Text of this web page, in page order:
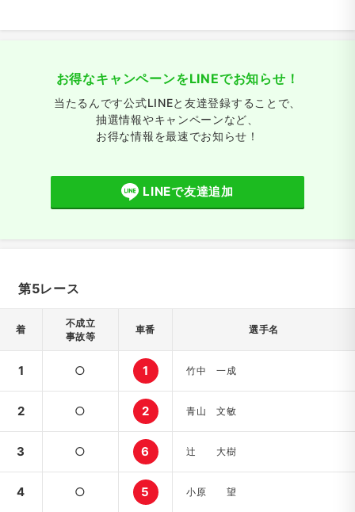
お得なキャンペーンをLINEでお知らせ！
当たるんです公式LINEと友達登録することで、
抽選情報やキャンペーンなど、
お得な情報を最速でお知らせ！
LINEで友達追加
第5レース
着
不成立
事故等
車番 選手名
1 ○ 1 竹中 一成
2 ○ 2 青山 文敏
3 ○ 6 辻 大樹
4 ○ 5 小原 望